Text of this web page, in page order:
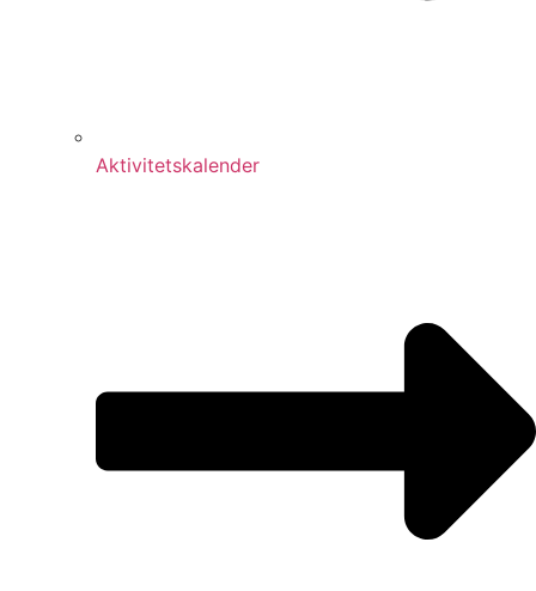
Aktivitetskalender